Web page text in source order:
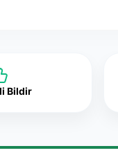
Bildir